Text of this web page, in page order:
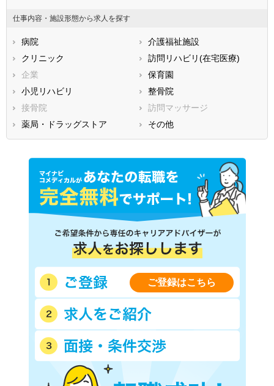
香川県
高知県
福岡県
長崎県
熊本県
鹿児島県
仕事内容・施設形態から求人を探す
病院
介護福祉施設
クリニック
訪問リハビリ(在宅医療)
企業
保育園
小児リハビリ
整骨院
接骨院
訪問マッサージ
薬局・ドラッグストア
その他
ご登録はこちら